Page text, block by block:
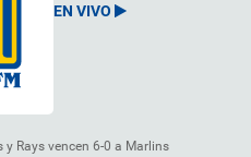
EN VIVO
Rays vencen 6-0 a Marlins